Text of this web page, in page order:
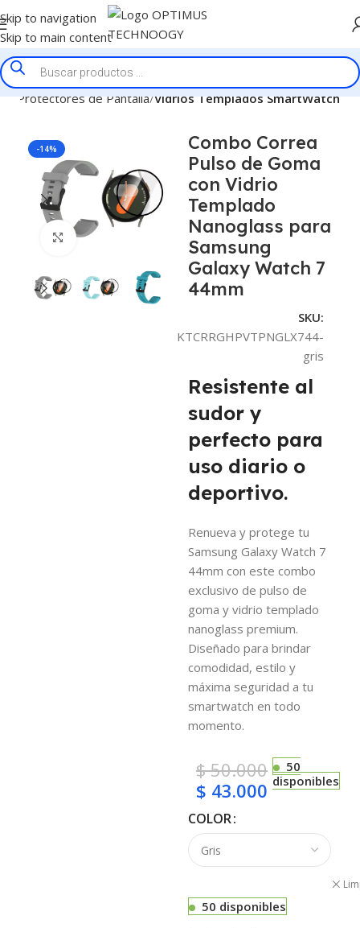
Skip to navigation
Skip to main content
Protectores de Pantalla Vidrios Templados SmartWatch
-14%
Click to enlarge
Combo Correa
Pulso de Goma
con Vidrio
Templado
Nanoglass para
Samsung
Galaxy Watch 7
44mm
SKU:
KTCRRGHPVTPNGLX744-
gris
Resistente al
sudor y
perfecto para
uso diario o
deportivo.
Renueva y protege tu
Samsung Galaxy Watch 7
44mm con este combo
exclusivo de pulso de
goma y vidrio templado
nanoglass premium.
Diseñado para brindar
comodidad, estilo y
máxima seguridad a tu
smartwatch en todo
momento.
$50.000
$ 43.000
50
disponibles
COLOR
50 disponibles